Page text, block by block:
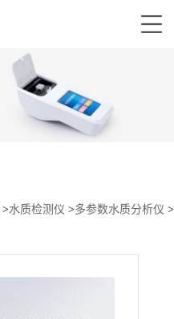
>水质检测仪 >多参数水质分析仪 >